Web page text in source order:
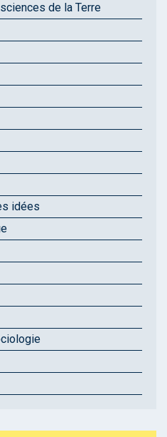
de la Terre
idées